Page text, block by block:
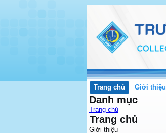
Trang chủ Giới thiệu
Danh mục
Trang chủ
Trang chủ
Giới thiệu